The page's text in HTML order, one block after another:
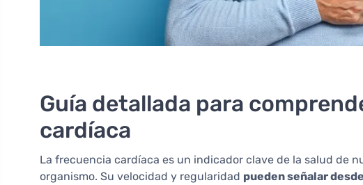
Guía detallada para
cardíaca
La frecuencia cardíaca es un indicador clave de la salud de
organismo. Su velocidad y regularidad pueden señalar